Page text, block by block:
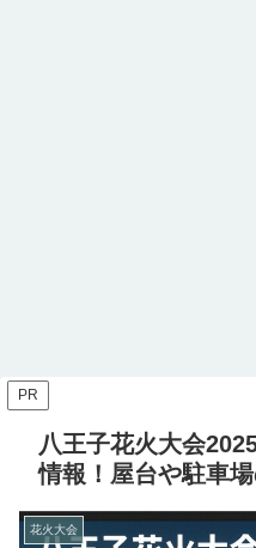
PR
八王子花火大会
情報！屋台や駐車
花火大会